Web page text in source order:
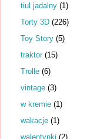
tiul jadalny (1)
Torty 3D (226)
Toy Story (5)
traktor (15)
Trolle (6)
vintage (3)
w kremie (1)
wakacje (1)
walentynki (2)